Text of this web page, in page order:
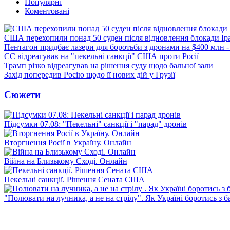
Популярні
Коментовані
США перехопили понад 50 суден після відновлення блокади
Пентагон придбає лазери для боротьби з дронами на $400 млн
ЄС відреагував на "пекельні санкції" США проти Росії
Трамп різко відреагував на рішення суду щодо бальної зали
Захід попередив Росію щодо її нових дій у Грузії
Сюжети
Підсумки 07.08: "Пекельні" санкції і "парад" дронів
Вторгнення Росії в Україну. Онлайн
Війна на Близькому Сході. Онлайн
Пекельні санкції. Рішення Сената США
"Полювати на лучника, а не на стрілу". Як Україні боротись з